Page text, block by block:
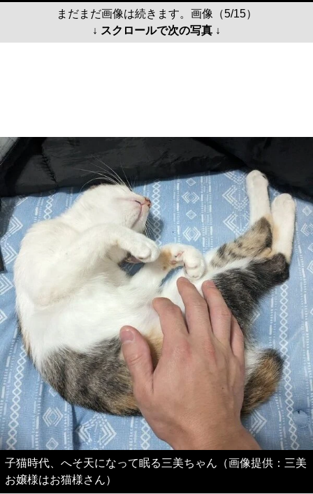
まだまだ画像は続きます。画像（5/15）
↓ スクロールで次の写真 ↓
子猫時代、へそ天になって眠る三美ちゃん（画像提供：三美
お嬢様はお猫様さん）